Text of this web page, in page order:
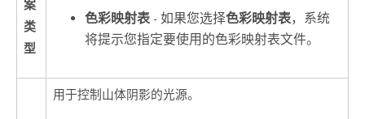
案
类
型
色彩映射表 - 如果您选择色彩映射表，系统
将提示您指定要使用的色彩映射表文件。
用于控制山体阴影的光源。